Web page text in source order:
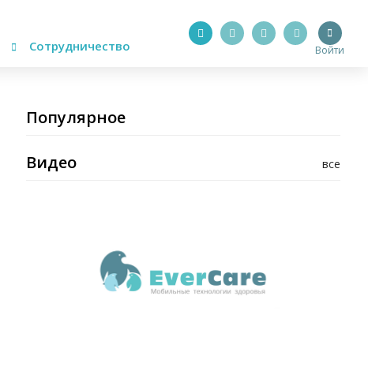
Сотрудничество Войти
Популярное
все
Видео